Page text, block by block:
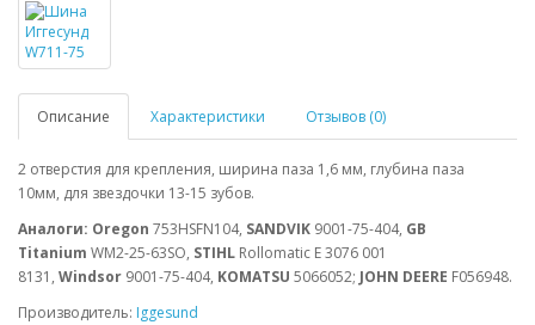
Описание Характеристики Отзывов (0)
2 отверстия для крепления, ширина паза 1,6 мм, глубина паза
10мм, для звездочки 13-15 зубов.
Аналоги: Oregon 753HSFN104, SANDVIK 9001-75-404, GB
Titanium WM2-25-63SO, STIHL Rollomatic E 3076 001
8131, Windsor 9001-75-404, KOMATSU 5066052; JOHN DEERE F056948.
Производитель: Iggesund